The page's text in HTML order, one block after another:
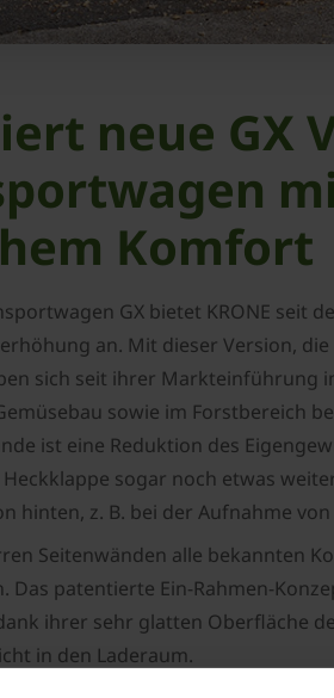
neue GX
Komfort
GX bietet KRONE
an. Mit dieser Version,
sich seit ihrer
sowie im Forstbereich
ist eine Reduktion des
sogar noch etwas
hinten, z. B. bei der Aufnahme
Seitenwänden alle bekannten
Das patentierte Ein-Rahmen-
ihrer sehr glatten Oberfläche
in den Laderaum.
kann vor- und